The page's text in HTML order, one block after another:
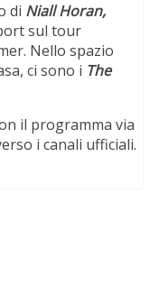
di Niall Horan,
sul tour
Nello spazio
ci sono i The
il programma via
i canali ufficiali.